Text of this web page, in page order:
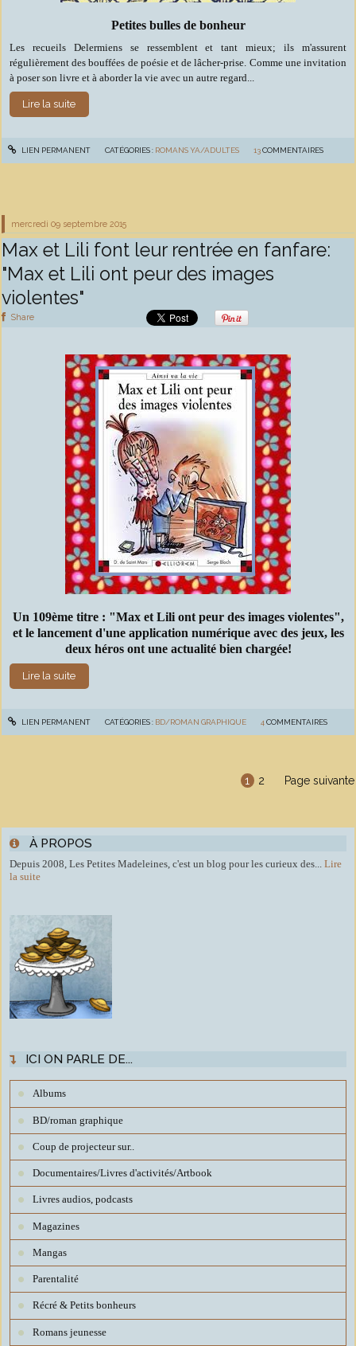
À PROPOS
Depuis 2008, Les Petites Madeleines, c'est un blog pour les curieux des...
Lire
la suite
ICI ON PARLE DE...
Albums
BD/roman graphique
Coup de projecteur sur..
Documentaires/Livres d'activités/Artbook
Livres audios, podcasts
Magazines
Mangas
Parentalité
Récré & Petits bonheurs
Romans jeunesse
Petites bulles de bonheur
Les recueils Delermiens se ressemblent et tant mieux; ils m'assurent
régulièrement des bouffées de poésie et de lâcher-prise. Comme une invitation
à poser son livre et à aborder la vie avec un autre regard...
Lire la suite
LIEN PERMANENT CATÉGORIES : ROMANS YA/ADULTES 13COMMENTAIRES
mercredi 09 septembre 2015
Max et Lili font leur rentrée en fanfare:
"Max et Lili ont peur des images
violentes"
Share
Un 109ème titre : "Max et Lili ont peur des images violentes",
et le lancement d'une application numérique avec des jeux, les
deux héros ont une actualité bien chargée!
Lire la suite
LIEN PERMANENT CATÉGORIES : BD/ROMAN GRAPHIQUE 4 COMMENTAIRES
1 2 Page suivante